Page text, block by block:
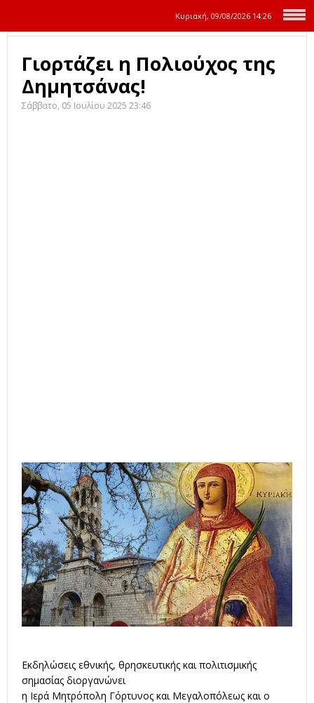
Κυριακή, 09/08/2026 14:26
Γιορτάζει η Πολιούχος της
Δημητσάνας!
Σάββατο, 05 Ιουλίου 2025 23:46
Εκδηλώσεις εθνικής, θρησκευτικής και πολιτισμικής
σημασίας διοργανώνει
η Ιερά Μητρόπολη Γόρτυνος και Μεγαλοπόλεως και ο